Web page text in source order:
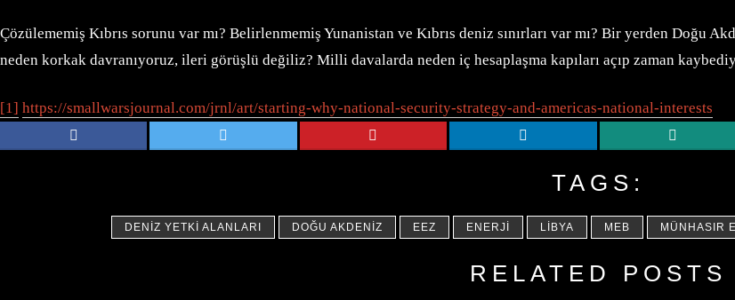
Çözülememiş Kıbrıs sorunu var mı? Belirlenmemiş Yunanistan ve Kıbrıs deniz sınırları var mı? Bir yerden Doğu
neden korkak davranıyoruz, ileri görüşlü değiliz? Milli davalarda neden iç hesaplaşma kapıları açıp zaman
[1] https://smallwarsjournal.com/jrnl/art/starting-why-national-security-strategy-and-americas-national-interests
TAGS:
DENIZ YETKI ALANLARI DOĞU AKDENIZ EEZ ENERJI LIBYA MEB MÜNHASIR
RELATED POSTS